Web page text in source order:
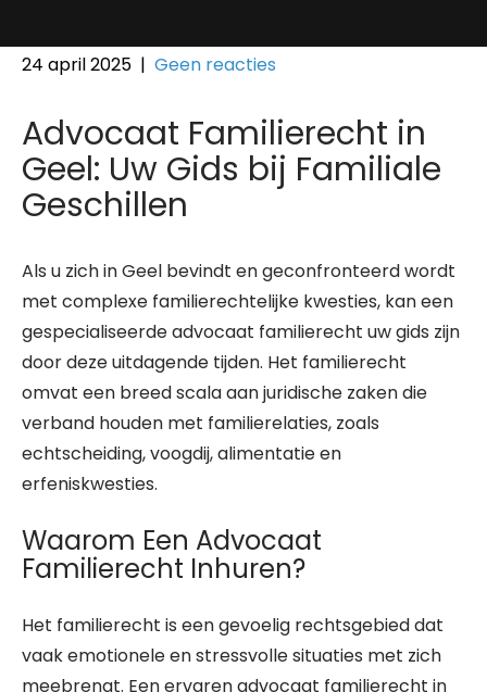
24 april 2025 | Geen reacties
Advocaat Familierecht in
Geel: Uw Gids bij Familiale
Geschillen
Als u zich in Geel bevindt en geconfronteerd wordt
met complexe familierechtelijke kwesties, kan een
gespecialiseerde advocaat familierecht uw gids zijn
door deze uitdagende tijden. Het familierecht
omvat een breed scala aan juridische zaken die
verband houden met familierelaties, zoals
echtscheiding, voogdij, alimentatie en
erfeniskwesties.
Waarom Een Advocaat
Familierecht Inhuren?
Het familierecht is een gevoelig rechtsgebied dat
vaak emotionele en stressvolle situaties met zich
meebrengt. Een ervaren advocaat familierecht in